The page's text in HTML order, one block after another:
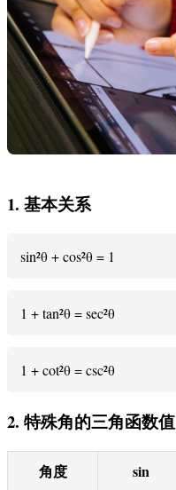
1. 基本关系
sin²θ + cos²θ = 1
1 + tan²θ = sec²θ
1 + cot²θ = csc²θ
2. 特殊角的三角函数值
角度 sin